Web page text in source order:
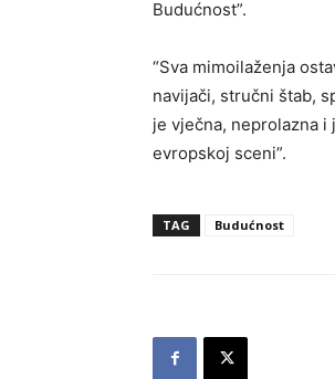
Budućnost”.
“Sva mimoilaženja
navijači, stručni štab,
je vječna, neprolazna
evropskoj sceni”.
TAG Budućnost